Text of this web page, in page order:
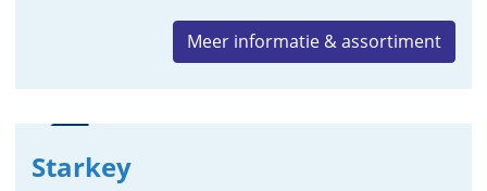
Meer informatie & assortiment
Starkey